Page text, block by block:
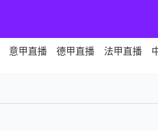
意甲直播 德甲直播 法甲直播